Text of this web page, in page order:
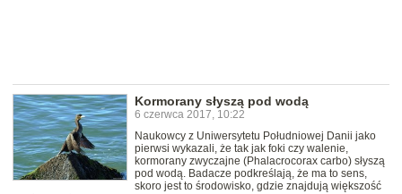
Kormorany słyszą pod wodą
6 czerwca 2017, 10:22
Naukowcy z Uniwersytetu Południowej Danii jako
pierwsi wykazali, że tak jak foki czy walenie,
kormorany zwyczajne (Phalacrocorax carbo) słyszą
pod wodą. Badacze podkreślają, że ma to sens,
skoro jest to środowisko, gdzie znajdują większość